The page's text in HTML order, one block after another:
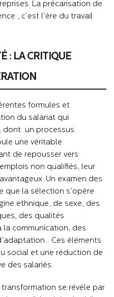
La précarisation de
; c’est l’ère du travail
: LA CRITIQUE
formules et
du salariat qui
dont un processus
une véritable
de repousser vers
non qualifiés, leur
Un examen des
que la sélection s’opère
ethnique, de sexe, des
des qualités
la communication, des
Ces éléments
social et une réduction de
des salariés.
se révèle par